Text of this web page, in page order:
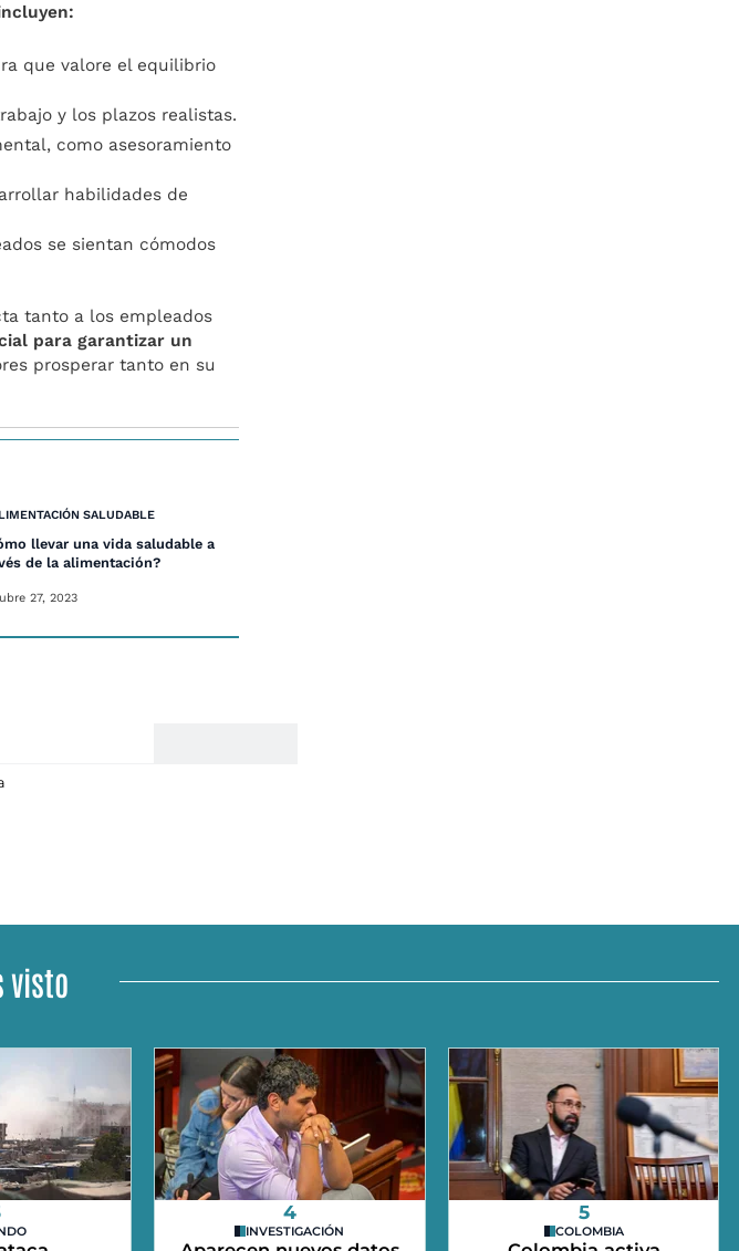
que valore el equilibrio
y los plazos realistas.
como asesoramiento
habilidades de
se sientan cómodos
tanto a los empleados
para garantizar un
prosperar tanto en su
SALUDABLE
llevar una vida saludable a
de la alimentación?
27, 2023
visto
4
INVESTIGACIÓN
5
COLOMBIA